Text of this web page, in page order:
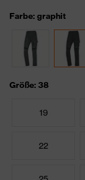
Farbe: graphit
Größe: 38
19
22